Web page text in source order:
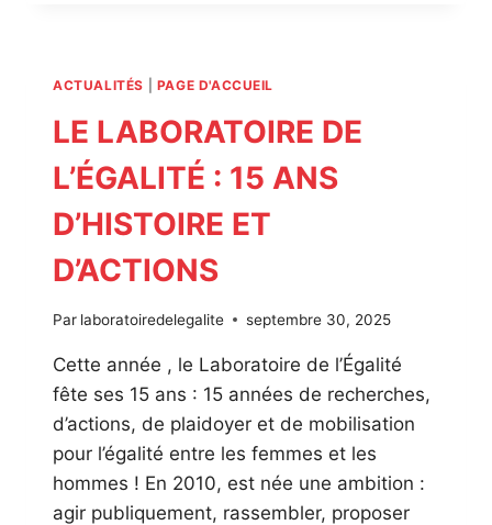
ACTUALITÉS PAGE D'ACCUEIL
LE LABORATOIRE DE
L’ÉGALITÉ : 15 ANS
D’HISTOIRE ET
D’ACTIONS
Par laboratoiredelegalite septembre 30, 2025
Cette année , le Laboratoire de l’Égalité
fête ses 15 ans : 15 années de recherches,
d’actions, de plaidoyer et de mobilisation
pour l’égalité entre les femmes et les
hommes ! En 2010, est née une ambition :
agir publiquement, rassembler, proposer